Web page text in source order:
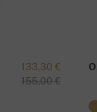
133,30 €
155,00 €